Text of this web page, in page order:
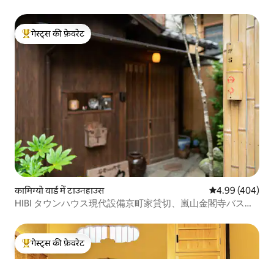
गेस्ट्स का टॉप फ़ेवरेट
गेस्ट्स की फ़ेवरेट
कामिग्यो वार्ड में टाउनहाउस औसत रेटिंग 5 में से
4.99 (404)
HIBI タウンハウス現代設備京町家貸切、嵐山金閣寺バス停2
गेस्ट्स का टॉप फ़ेवरेट
गेस्ट्स की फ़ेवरेट